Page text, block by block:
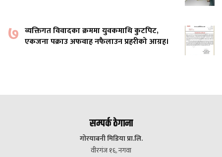
७ व्यक्तिगत विवादका क्रममा युवकमाथि कुटपिट,
एकजना पक्राउ अफवाह नफैलाउन प्रहरीको आग्रह।
सम्पर्क ठेगाना
गोरयाबनी मिडिया प्रा.लि.
वीरगंज १६, नगवा